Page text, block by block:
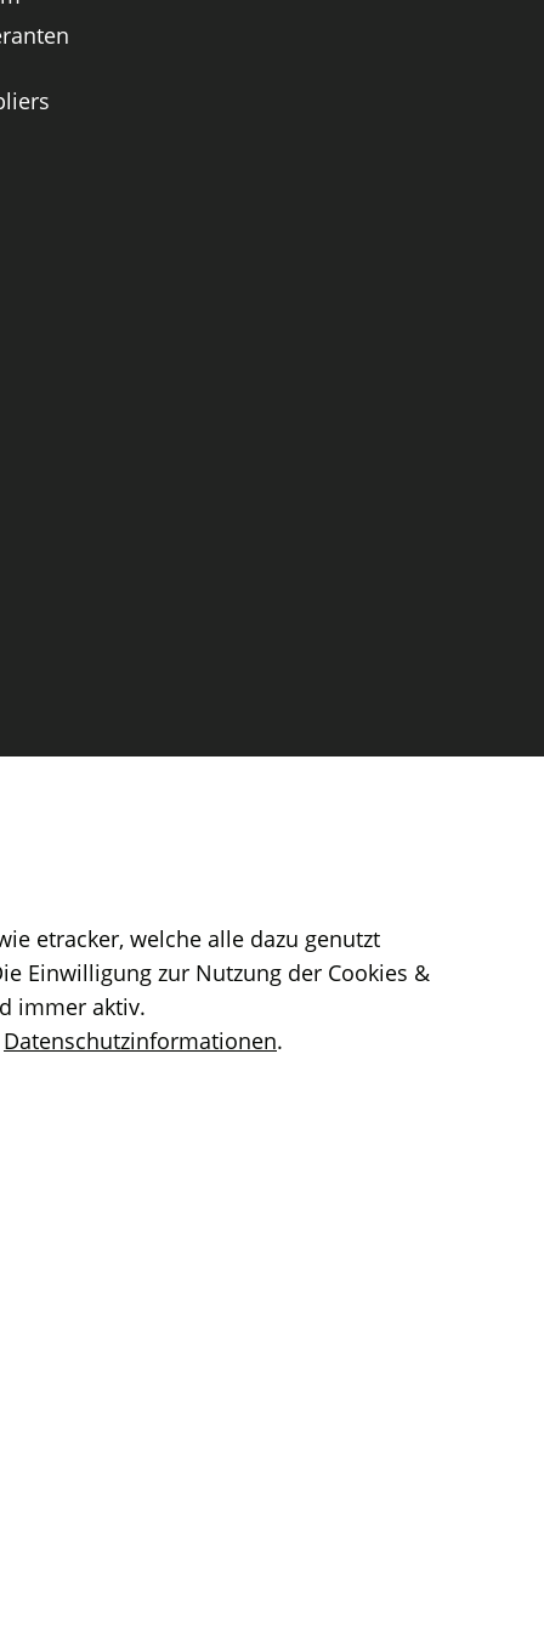
etracker, welche alle dazu genutzt
Einwilligung zur Nutzung der Cookies &
immer aktiv.
Datenschutzinformationen.